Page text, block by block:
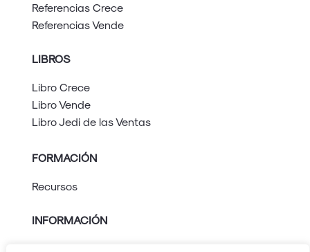
Referencias Crece
Referencias Vende
LIBROS
Libro Crece
Libro Vende
Libro Jedi de las Ventas
FORMACIÓN
Recursos
INFORMACIÓN